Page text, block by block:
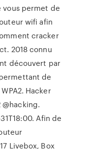
vous permet de
wifi afin
cracker
2018 connu
découvert par
de
Hacker
Afin de
Livebox, Box